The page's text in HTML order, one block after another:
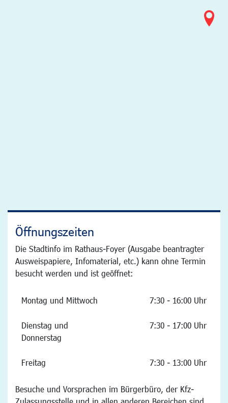
Öffnungszeiten
Die Stadtinfo im Rathaus-Foyer (Ausgabe beantragter
Ausweispapiere, Infomaterial, etc.) kann ohne Termin
besucht werden und ist geöffnet:
Montag und Mittwoch 7:30 - 16:00 Uhr
Dienstag und
Donnerstag
7:30 - 17:00 Uhr
Freitag 7:30 - 13:00 Uhr
Besuche und Vorsprachen im Bürgerbüro, der Kfz-